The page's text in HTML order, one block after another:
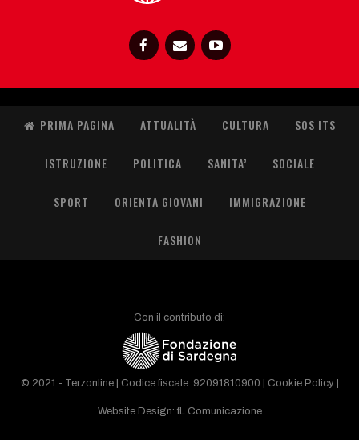
PRIMA PAGINA ATTUALITÀ CULTURA SOS ITS
ISTRUZIONE POLITICA SANITA’ SOCIALE
SPORT ORIENTA GIOVANI IMMIGRAZIONE
FASHION
Con il contributo di:
© 2021 - Terzonline | Codice fiscale: 92091810900 | Cookie Policy|
Website Design:fL Comunicazione